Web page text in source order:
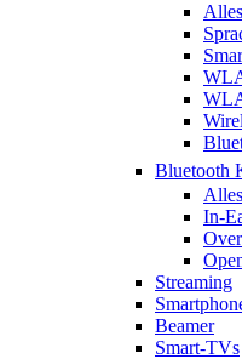
Bluetooth
In-
Streaming
Beamer
Smart-TVs